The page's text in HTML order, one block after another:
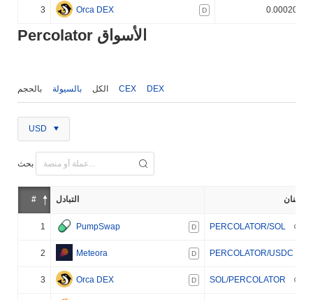
3 Orca DEX D 0.000200%
Percolator الأسواق
بالحجم بالسيولة الكل CEX DEX
USD
بحث
# التبادل إثنان
1 PumpSwap D PERCOLATOR/SOL
2 Meteora D PERCOLATOR/USDC
3 Orca DEX D SOL/PERCOLATOR